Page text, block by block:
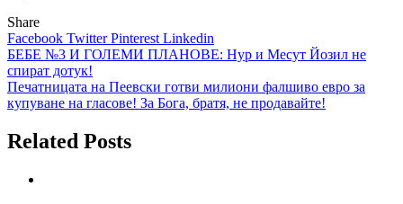
Share
Facebook TwitterPinterest Linkedin
Навигация
БЕБЕ №3 И ГОЛЕМИ ПЛАНОВЕ: Нур и Месут Йозил не
спират дотук!
Печатницата на Пеевски готви милиони фалшиво евро за
купуване на гласове! За Бога, братя, не продавайте!
Related Posts